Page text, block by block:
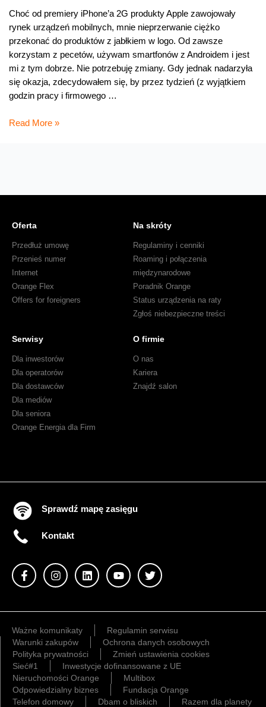
Choć od premiery iPhone’a 2G produkty Apple zawojowały
rynek urządzeń mobilnych, mnie nieprzerwanie ciężko
przekonać do produktów z jabłkiem w logo. Od zawsze
korzystam z pecetów, używam smartfonów z Androidem i jest
mi z tym dobrze. Nie potrzebuję zmiany. Gdy jednak nadarzyła
się okazja, zdecydowałem się, by przez tydzień (z wyjątkiem
godzin pracy i firmowego …
Sceptyka
Read More »
Oferta
Przedłuż umowę
Przenieś numer
Internet
Orange Flex
Offers for foreigners
Na skróty
Regulaminy i cenniki
Roaming i połączenia
międzynarodowe
Poradnik Orange
Status urządzenia na raty
Zgłoś niebezpieczne treści
Serwisy
Dla inwestorów
Dla operatorów
Dla dostawców
Dla mediów
Dla seniora
Orange Energia dla Firm
O firmie
O nas
Kariera
Znajdź salon
Sprawdź mapę zasięgu
Kontakt
Ważne komunikaty
Regulamin serwisu
Warunki zakupów
Ochrona danych osobowych
Polityka prywatności
Zmień ustawienia cookies
Sieć#1
Inwestycje dofinansowane z UE
Nieruchomości Orange
Multibox
Odpowiedzialny biznes
Fundacja Orange
Telefon domowy
Dbam o bliskich Razem dla planety